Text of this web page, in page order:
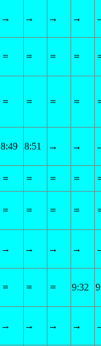
→ → → →
＝ ＝ ＝ ＝
＝ ＝ ＝ ＝
8:49 8:51 → →
＝ ＝ ＝ ＝
＝ ＝ ＝ ＝
→ → → →
＝ ＝ ＝ 9:32
→ → → →